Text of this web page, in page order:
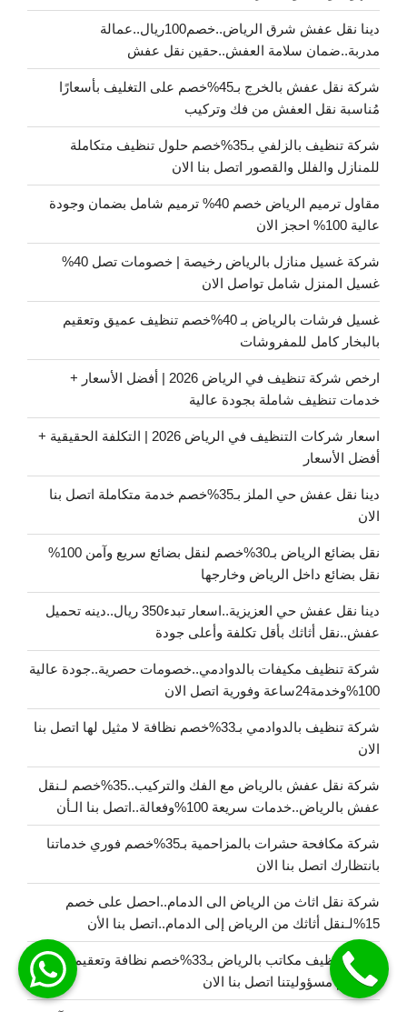
دينا نقل عفش شرق الرياض..خصم100ريال..عمالة
مدربة..ضمان سلامة العفش..حقين نقل عفش
شركة نقل عفش بالخرج بـ45%خصم على التغليف بأسعارًا
مُناسبة نقل العفش من فك وتركيب
شركة تنظيف بالزلفي بـ35%خصم حلول تنظيف متكاملة
للمنازل والفلل والقصور اتصل بنا الان
مقاول ترميم الرياض خصم 40% ترميم شامل بضمان وجودة
عالية 100% احجز الان
شركة غسيل منازل بالرياض رخيصة | خصومات تصل 40%
غسيل المنزل شامل تواصل الان
غسيل فرشات بالرياض بـ 40%خصم تنظيف عميق وتعقيم
بالبخار كامل للمفروشات
ارخص شركة تنظيف في الرياض 2026 | أفضل الأسعار +
خدمات تنظيف شاملة بجودة عالية
اسعار شركات التنظيف في الرياض 2026 | التكلفة الحقيقية +
أفضل الأسعار
دينا نقل عفش حي الملز بـ35%خصم خدمة متكاملة اتصل بنا
الان
نقل بضائع الرياض بـ30%خصم لنقل بضائع سريع وآمن 100%
نقل بضائع داخل الرياض وخارجها
دينا نقل عفش حي العزيزية..اسعار تبدء350 ريال..دينه تحميل
عفش..نقل أثاثك بأقل تكلفة وأعلى جودة
شركة تنظيف مكيفات بالدوادمي..خصومات حصرية..جودة عالية
100%وخدمة24ساعة وفورية اتصل الان
شركة تنظيف بالدوادمي بـ33%خصم نظافة لا مثيل لها اتصل بنا
الان
شركة نقل عفش بالرياض مع الفك والتركيب..35%خصم لـنقل
عفش بالرياض..خدمات سريعة 100%وفعالة..اتصل بنا الـأن
شركة مكافحة حشرات بالمزاحمية بـ35%خصم فوري خدماتنا
بانتظارك اتصل بنا الان
شركة نقل اثاث من الرياض الى الدمام..احصل على خصم
15%لـنقل أثاثك من الرياض إلى الدمام..اتصل بنا الأن
شركة تنظيف مكاتب بالرياض بـ33%خصم نظافة وتعقيم
مكاتبكم مسؤوليتنا اتصل بنا الان